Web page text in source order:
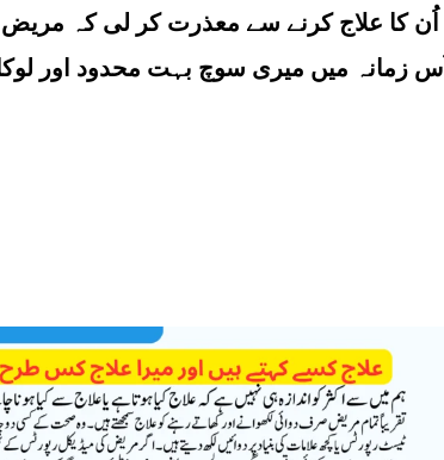
اُن کا علاج کرنے سے معذرت کر لی کہ مریض
اُس زمانہ میں میری سوچ بہت محدود اور